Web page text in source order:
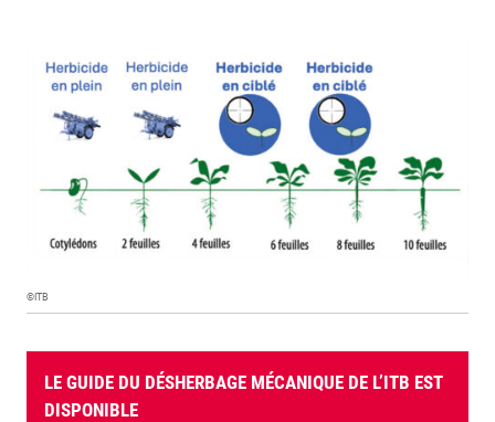
©ITB
LE GUIDE DU DÉSHERBAGE MÉCANIQUE DE L’ITB EST
DISPONIBLE